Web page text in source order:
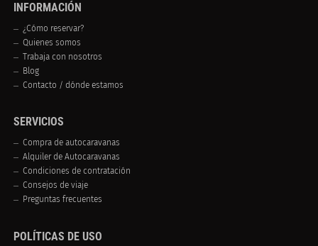
INFORMACIÓN
¿Cómo reservar?
Quienes somos
Trabaja con nosotros
Blog
Contacto / dónde estamos
SERVICIOS
Compra de autocaravanas
Alquiler de Autocaravanas
Condiciones de contratación
Consejos de viaje
Preguntas frecuentes
POLÍTICAS DE USO